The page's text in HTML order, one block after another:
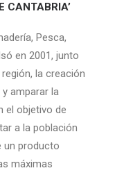
CANTABRIA’
Pesca,
en 2001, junto
la creación
amparar la
el objetivo de
a la población
un producto
máximas